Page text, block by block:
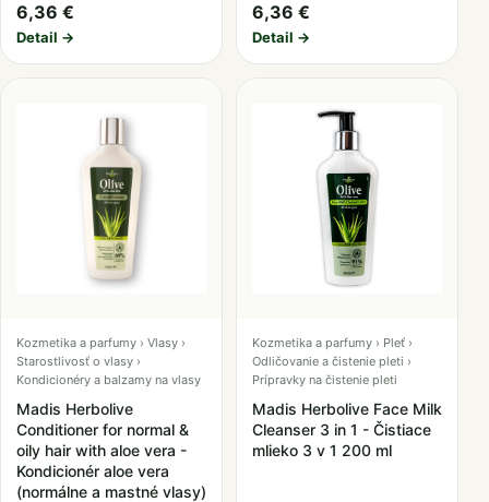
6,36 €
Detail →
6,36 €
Detail →
Kozmetika a parfumy › Vlasy ›
Starostlivosť o vlasy ›
Kondicionéry a balzamy na vlasy
Madis Herbolive
Conditioner for normal &
oily hair with aloe vera -
Kondicionér aloe vera
(normálne a mastné vlasy)
Kozmetika a parfumy › Pleť ›
Odličovanie a čistenie pleti ›
Prípravky na čistenie pleti
Madis Herbolive Face Milk
Cleanser 3 in 1 - Čistiace
mlieko 3 v 1 200 ml